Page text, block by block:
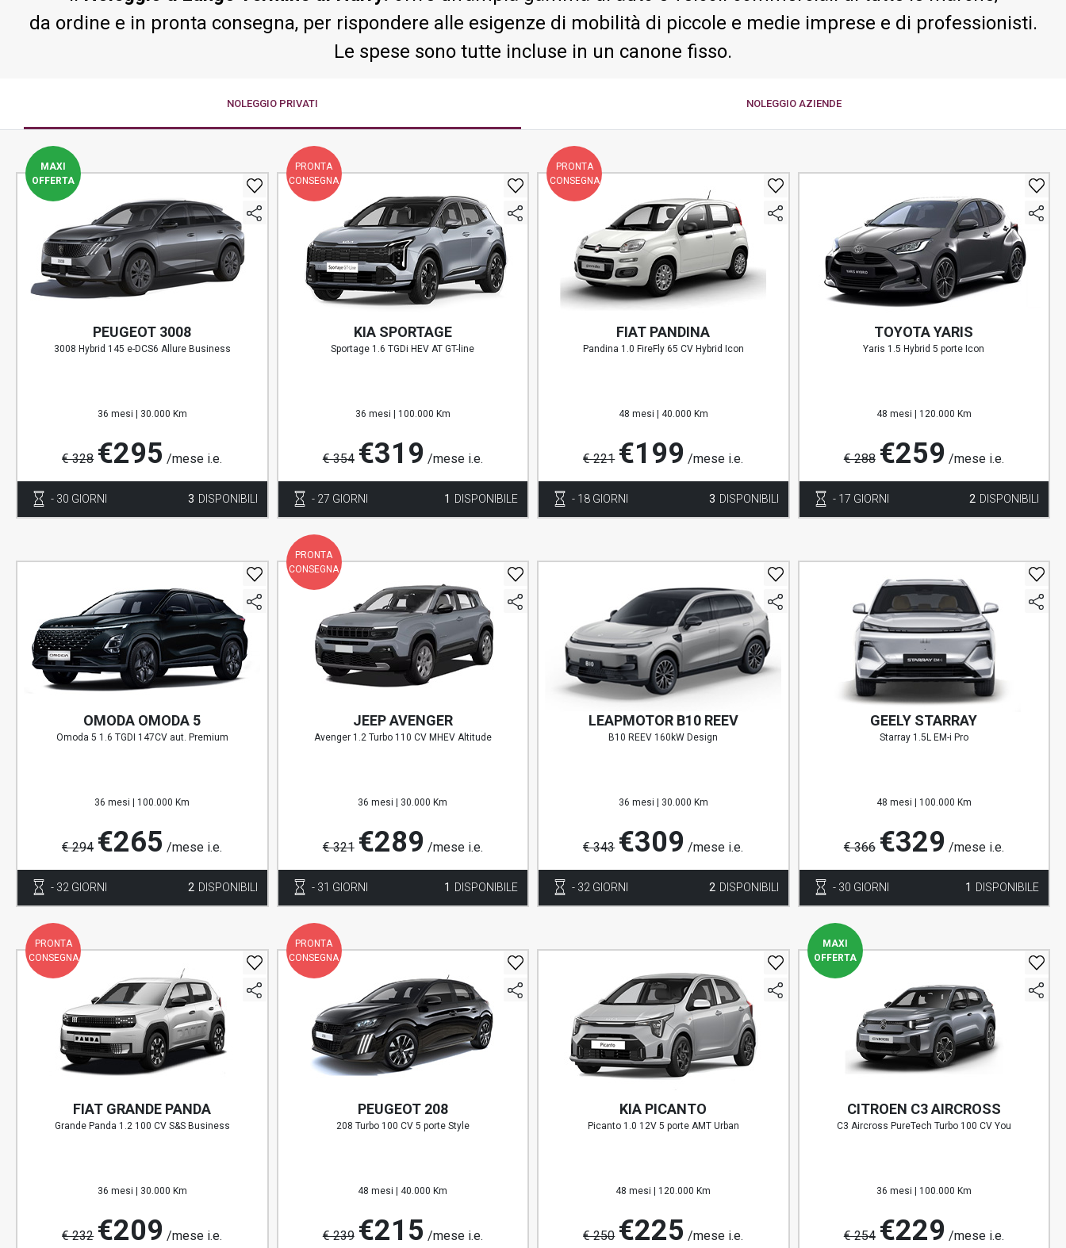
da ordine e in pronta consegna, per rispondere alle esigenze di mobilità di piccole e medie imprese e di professionisti.
Le spese sono tutte incluse in un canone fisso.
NOLEGGIO PRIVATI NOLEGGIO AZIENDE
MAXI
OFFERTA
PEUGEOT 3008
3008 Hybrid 145 e-DCS6 Allure Business
36 mesi | 30.000 Km
€ 328 €295 /mese i.e.
- 30 GIORNI 3 DISPONIBILI
PRONTA
CONSEGNA
KIA SPORTAGE
Sportage 1.6 TGDi HEV AT GT-line
36 mesi | 100.000 Km
€ 354 €319 /mese i.e.
- 27 GIORNI 1 DISPONIBILE
PRONTA
CONSEGNA
FIAT PANDINA
Pandina 1.0 FireFly 65 CV Hybrid Icon
48 mesi | 40.000 Km
€ 221 €199 /mese i.e.
- 18 GIORNI 3 DISPONIBILI
TOYOTA YARIS
Yaris 1.5 Hybrid 5 porte Icon
48 mesi | 120.000 Km
€ 288 €259 /mese i.e.
- 17 GIORNI 2 DISPONIBILI
OMODA OMODA 5
Omoda 5 1.6 TGDI 147CV aut. Premium
36 mesi | 100.000 Km
€ 294 €265 /mese i.e.
- 32 GIORNI 2 DISPONIBILI
PRONTA
CONSEGNA
JEEP AVENGER
Avenger 1.2 Turbo 110 CV MHEV Altitude
36 mesi | 30.000 Km
€ 321 €289 /mese i.e.
- 31 GIORNI 1 DISPONIBILE
LEAPMOTOR B10 REEV
B10 REEV 160kW Design
36 mesi | 30.000 Km
€ 343 €309 /mese i.e.
- 32 GIORNI 2 DISPONIBILI
GEELY STARRAY
Starray 1.5L EM-i Pro
48 mesi | 100.000 Km
€ 366 €329 /mese i.e.
- 30 GIORNI 1 DISPONIBILE
PRONTA
CONSEGNA
FIAT GRANDE PANDA
Grande Panda 1.2 100 CV S&S Business
36 mesi | 30.000 Km
€ 232 €209 /mese i.e.
PRONTA
CONSEGNA
PEUGEOT 208
208 Turbo 100 CV 5 porte Style
48 mesi | 40.000 Km
€ 239 €215 /mese i.e.
KIA PICANTO
Picanto 1.0 12V 5 porte AMT Urban
48 mesi | 120.000 Km
€ 250 €225 /mese i.e.
MAXI
OFFERTA
CITROEN C3 AIRCROSS
C3 Aircross PureTech Turbo 100 CV You
36 mesi | 100.000 Km
€ 254 €229 /mese i.e.
PREASSEGNAZIONE